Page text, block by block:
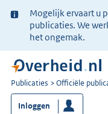
Ter
informatie:
Mogelijk ervaart u
publicaties. We
het ongemak.
U
bent
nu
Publicaties Officiële
Inloggen